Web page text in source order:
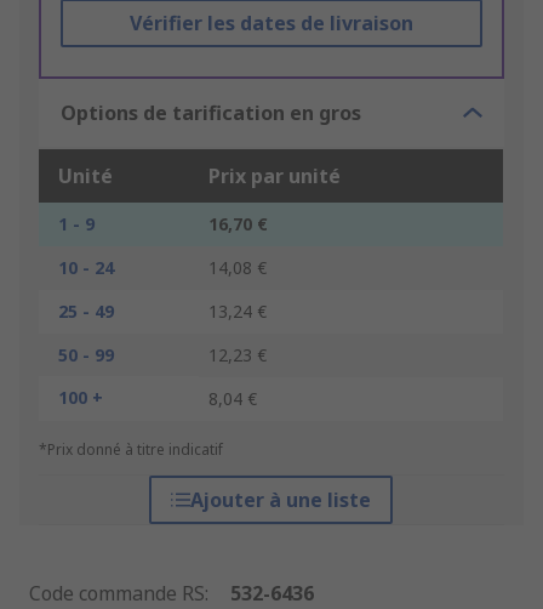
Vérifier les dates de livraison
Options de tarification en gros
Unité Prix par unité
1 - 9
16,70 €
10 - 24
14,08 €
25 - 49
13,24 €
50 - 99
12,23 €
100 +
8,04 €
*Prix donné à titre indicatif
Ajouter à une liste
Code commande RS:
532-6436